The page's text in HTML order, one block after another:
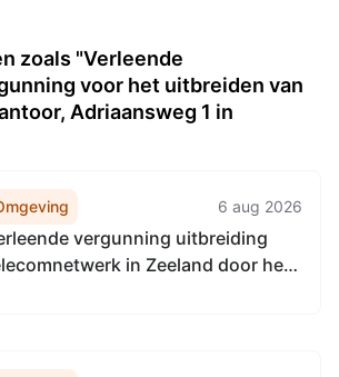
zoals "Verleende
voor het uitbreiden van
Adriaansweg 1 in
6 aug 2026
vergunning uitbreiding
in Zeeland door het